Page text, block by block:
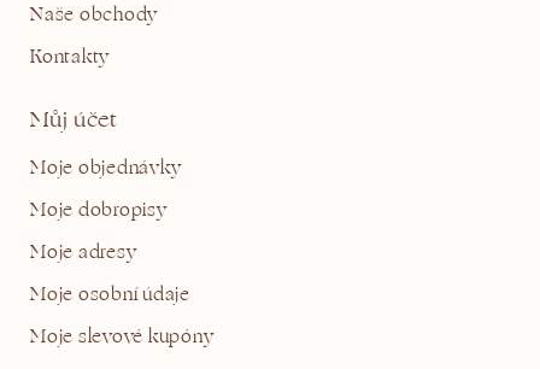
Naše obchody
Kontakty
Můj účet
Moje objednávky
Moje dobropisy
Moje adresy
Moje osobní údaje
Moje slevové kupóny